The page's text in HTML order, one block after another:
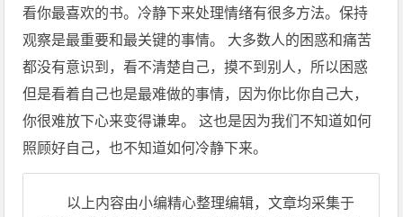
看你最喜欢的书。冷静下来处理情绪有很多方法。保持
观察是最重要和最关键的事情。 大多数人的困惑和痛苦
都没有意识到，看不清楚自己，摸不到别人，所以困惑
但是看着自己也是最难做的事情，因为你比你自己大，
你很难放下心来变得谦卑。 这也是因为我们不知道如何
照顾好自己，也不知道如何冷静下来。
以上内容由小编精心整理编辑，文章均采集于